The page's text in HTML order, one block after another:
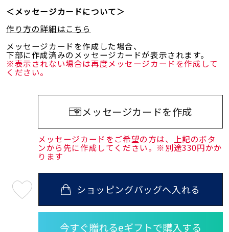
＜メッセージカードについて＞
作り方の詳細はこちら
メッセージカードを作成した場合、
下部に作成済みのメッセージカードが表示されます。
※表示されない場合は再度メッセージカードを作成して
ください。
メッセージカードを作成
メッセージカードをご希望の方は、上記のボタ
ンから先に作成してください。※別途330円かか
ります
08
月
ショッピングバッグへ入れる